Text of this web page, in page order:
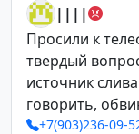
||||
Просили к
твердый
источник
говорить,
+7(903)236-09-